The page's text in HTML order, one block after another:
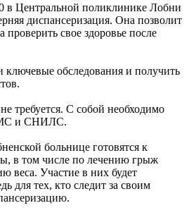
в Центральной поликлинике Лобни
диспансеризация. Она позволит
свое здоровье после
обследования и получить
требуется. С собой необходимо
и СНИЛС.
больнице готовятся к
в том числе по лечению грыж
веса. Участие в них будет
для тех, кто следит за своим